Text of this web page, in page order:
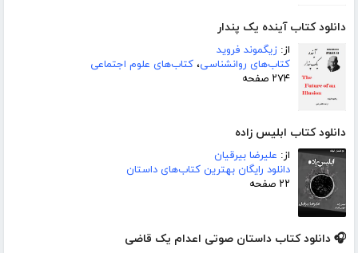
دانلود کتاب آینده یک پندار
از: زیگموند فروید
کتاب‌های روانشناسی، کتاب‌های علوم اجتماعی
۲۷۴ صفحه
دانلود کتاب ابلیس زاده
از: علیرضا بیرقیان
دانلود رایگان بهترین کتاب‌های داستان
۲۲ صفحه
🎧 دانلود کتاب داستان صوتی اعدام یک قاضی